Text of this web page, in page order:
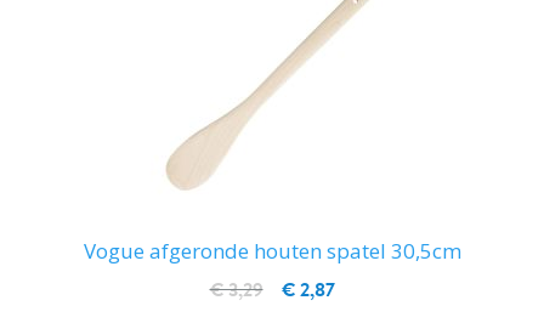
Vogue afgeronde houten spatel 30,5cm
€ 2,87
€ 3,29